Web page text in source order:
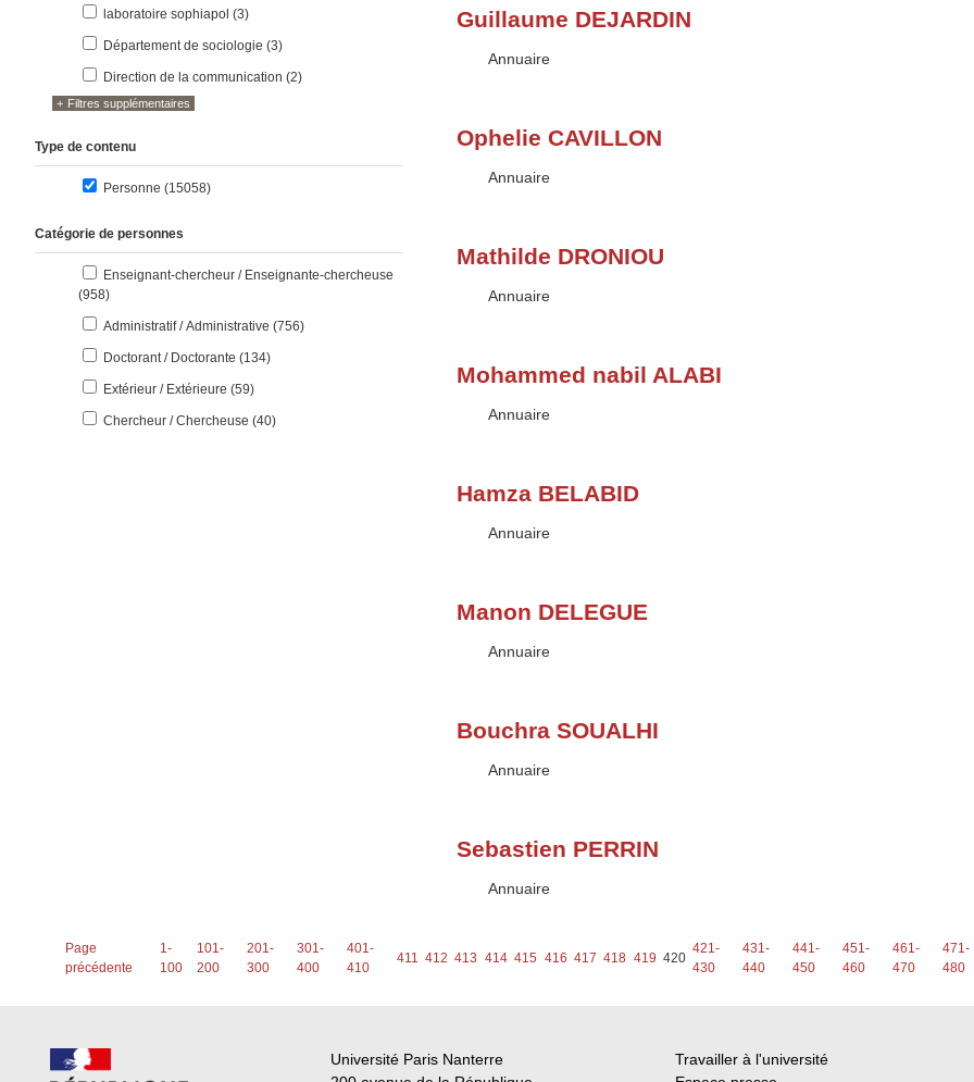
laboratoire sophiapol (3résultats
)
Département de sociologie (3résultats
)
Direction de la communication (2résultats
)
Filtres supplémentaires
Type de contenu
Personne (15058résultats
)
Catégorie de personnes
Enseignant-chercheur / Enseignante-chercheuse
(958résultats
)
Administratif / Administrative (756résultats
)
Doctorant / Doctorante (134résultats
)
Extérieur / Extérieure (59résultats
)
Chercheur / Chercheuse (40résultats
)
Guillaume DEJARDIN
Type :
Annuaire
Ophelie CAVILLON
Type :
Annuaire
Mathilde DRONIOU
Type :
Annuaire
Mohammed nabil ALABI
Type :
Annuaire
Hamza BELABID
Type :
Annuaire
Manon DELEGUE
Type :
Annuaire
Bouchra SOUALHI
Type :
Annuaire
Sebastien PERRIN
Type :
Annuaire
Page
précédente
1-
100
101-
200
201-
300
301-
400
401-
410
411 412 413 414 415 416 417 418 419 420
421-
430
431-
440
441-
450
451-
460
461-
470
471-
480
Université Paris Nanterre
Travailler à l'université